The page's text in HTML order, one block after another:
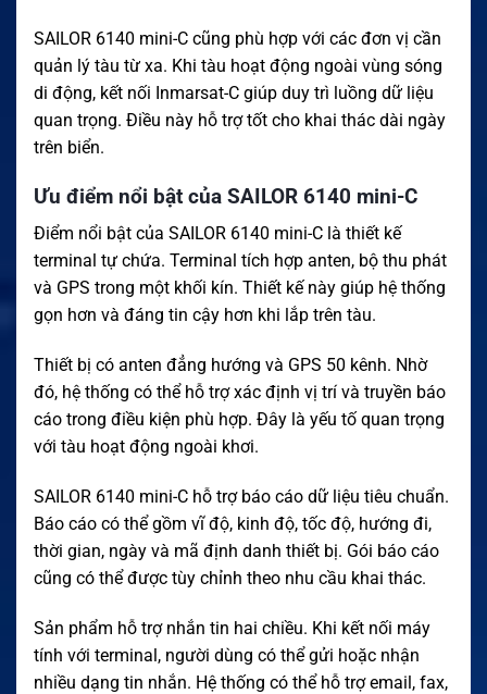
SAILOR 6140 mini-C cũng phù hợp với các đơn vị cần
quản lý tàu từ xa. Khi tàu hoạt động ngoài vùng sóng
di động, kết nối Inmarsat-C giúp duy trì luồng dữ liệu
quan trọng. Điều này hỗ trợ tốt cho khai thác dài ngày
trên biển.
Ưu điểm nổi bật của SAILOR 6140 mini-C
Điểm nổi bật của SAILOR 6140 mini-C là thiết kế
terminal tự chứa. Terminal tích hợp anten, bộ thu phát
và GPS trong một khối kín. Thiết kế này giúp hệ thống
gọn hơn và đáng tin cậy hơn khi lắp trên tàu.
Thiết bị có anten đẳng hướng và GPS 50 kênh. Nhờ
đó, hệ thống có thể hỗ trợ xác định vị trí và truyền báo
cáo trong điều kiện phù hợp. Đây là yếu tố quan trọng
với tàu hoạt động ngoài khơi.
SAILOR 6140 mini-C hỗ trợ báo cáo dữ liệu tiêu chuẩn.
Báo cáo có thể gồm vĩ độ, kinh độ, tốc độ, hướng đi,
thời gian, ngày và mã định danh thiết bị. Gói báo cáo
cũng có thể được tùy chỉnh theo nhu cầu khai thác.
Sản phẩm hỗ trợ nhắn tin hai chiều. Khi kết nối máy
tính với terminal, người dùng có thể gửi hoặc nhận
nhiều dạng tin nhắn. Hệ thống có thể hỗ trợ email, fax,